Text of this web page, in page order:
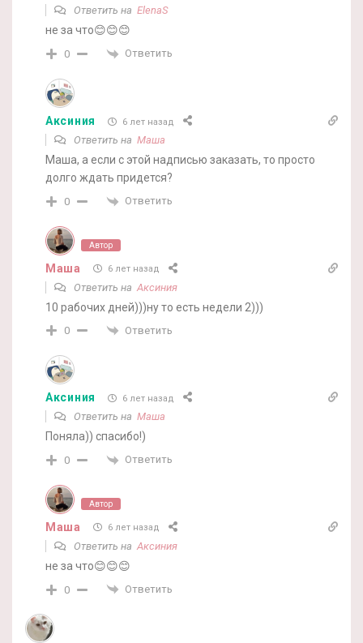
Ответить на ElenaS
не за что😊😊😊
0 Ответить
Аксиния 6 лет назад
Ответить на Маша
Маша, а если с этой надписью заказать, то просто
долго ждать придется?
0 Ответить
Автор
Маша 6 лет назад
Ответить на Аксиния
10 рабочих дней)))ну то есть недели 2)))
0 Ответить
Аксиния 6 лет назад
Ответить на Маша
Поняла)) спасибо!)
0 Ответить
Автор
Маша 6 лет назад
Ответить на Аксиния
не за что😊😊😊
0 Ответить